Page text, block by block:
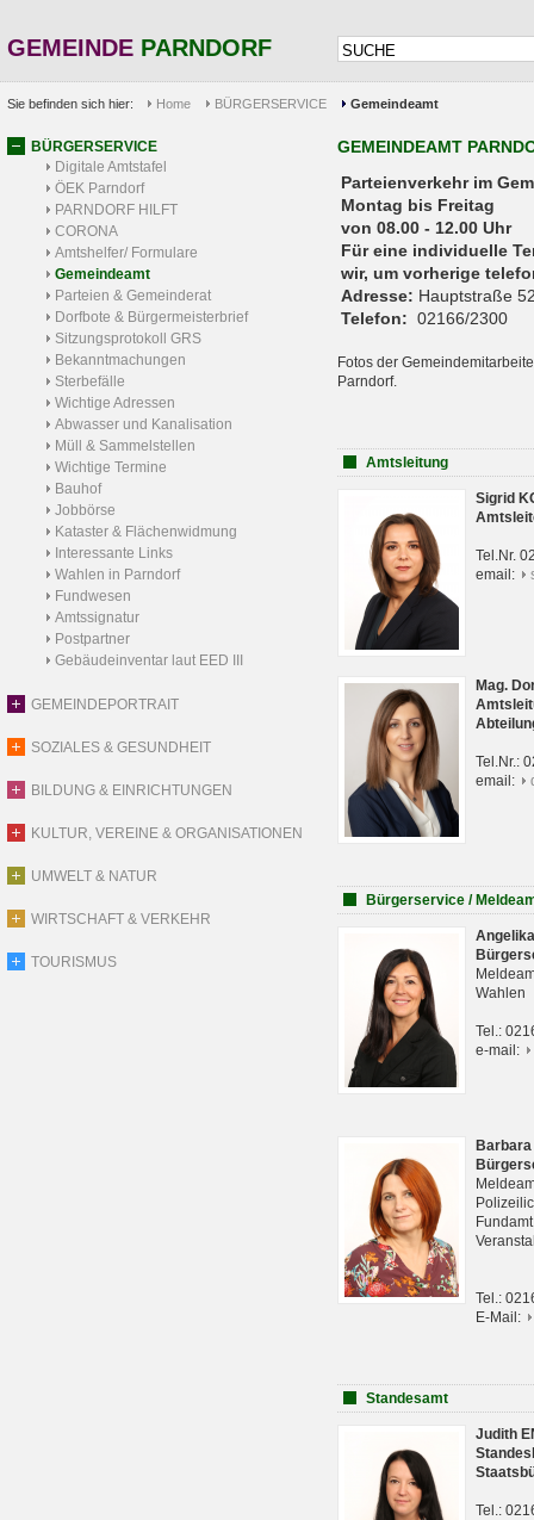
GEMEINDE PARNDORF
Sie befinden sich hier: Home BÜRGERSERVICE Gemeindeamt
BÜRGERSERVICE
Digitale Amtstafel
ÖEK Parndorf
PARNDORF HILFT
CORONA
Amtshelfer/ Formulare
Gemeindeamt
Parteien & Gemeinderat
Dorfbote & Bürgermeisterbrief
Sitzungsprotokoll GRS
Bekanntmachungen
Sterbefälle
Wichtige Adressen
Abwasser und Kanalisation
Müll & Sammelstellen
Wichtige Termine
Bauhof
Jobbörse
Kataster & Flächenwidmung
Interessante Links
Wahlen in Parndorf
Fundwesen
Amtssignatur
Postpartner
Gebäudeinventar laut EED III
GEMEINDEPORTRAIT
SOZIALES & GESUNDHEIT
BILDUNG & EINRICHTUNGEN
KULTUR, VEREINE & ORGANISATIONEN
UMWELT & NATUR
WIRTSCHAFT & VERKEHR
TOURISMUS
GEMEINDEAMT
Parteienverkehr
Montag bis Freitag
von 08.00 - 12.00 Uhr
Für eine individuelle
wir, um vorherige
Adresse: Hauptstraße
Telefon: 02166/2300
Fotos der
Parndorf.
Amtsleitung
Sigrid
Tel.Nr.
email:
Mag.
Tel.Nr.:
email:
Bürgerservice /
Wahlen
Tel.:
e-mail:
Tel.:
E-Mail:
Standesamt
Judith
Tel.: